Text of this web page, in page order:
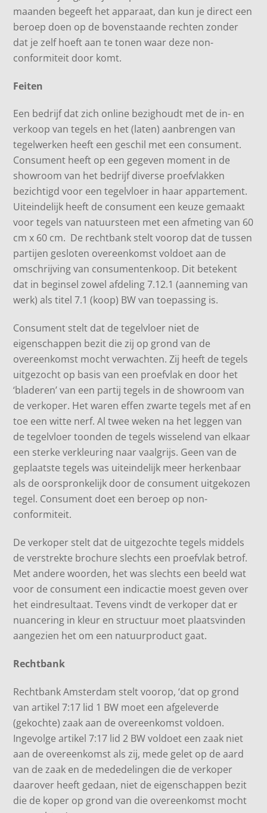
maanden begeeft het apparaat, dan kun je direct een
beroep doen op de bovenstaande rechten zonder
dat je zelf hoeft aan te tonen waar deze non-
conformiteit door komt.
Feiten
Een bedrijf dat zich online bezighoudt met de in- en
verkoop van tegels en het (laten) aanbrengen van
tegelwerken heeft een geschil met een consument.
Consument heeft op een gegeven moment in de
showroom van het bedrijf diverse proefvlakken
bezichtigd voor een tegelvloer in haar appartement.
Uiteindelijk heeft de consument een keuze gemaakt
voor tegels van natuursteen met een afmeting van 60
cm x 60 cm. De rechtbank stelt voorop dat de tussen
partijen gesloten overeenkomst voldoet aan de
omschrijving van consumentenkoop. Dit betekent
dat in beginsel zowel afdeling 7.12.1 (aanneming van
werk) als titel 7.1 (koop) BW van toepassing is.
Consument stelt dat de tegelvloer niet de
eigenschappen bezit die zij op grond van de
overeenkomst mocht verwachten. Zij heeft de tegels
uitgezocht op basis van een proefvlak en door het
‘bladeren’ van een partij tegels in de showroom van
de verkoper. Het waren effen zwarte tegels met af en
toe een witte nerf. Al twee weken na het leggen van
de tegelvloer toonden de tegels wisselend van elkaar
een sterke verkleuring naar vaalgrijs. Geen van de
geplaatste tegels was uiteindelijk meer herkenbaar
als de oorspronkelijk door de consument uitgekozen
tegel. Consument doet een beroep op non-
conformiteit.
De verkoper stelt dat de uitgezochte tegels middels
de verstrekte brochure slechts een proefvlak betrof.
Met andere woorden, het was slechts een beeld wat
voor de consument een indicactie moest geven over
het eindresultaat. Tevens vindt de verkoper dat er
nuancering in kleur en structuur moet plaatsvinden
aangezien het om een natuurproduct gaat.
Rechtbank
Rechtbank Amsterdam stelt voorop, ‘dat op grond
van artikel 7:17 lid 1 BW moet een afgeleverde
(gekochte) zaak aan de overeenkomst voldoen.
Ingevolge artikel 7:17 lid 2 BW voldoet een zaak niet
aan de overeenkomst als zij, mede gelet op de aard
van de zaak en de mededelingen die de verkoper
daarover heeft gedaan, niet de eigenschappen bezit
die de koper op grond van die overeenkomst mocht